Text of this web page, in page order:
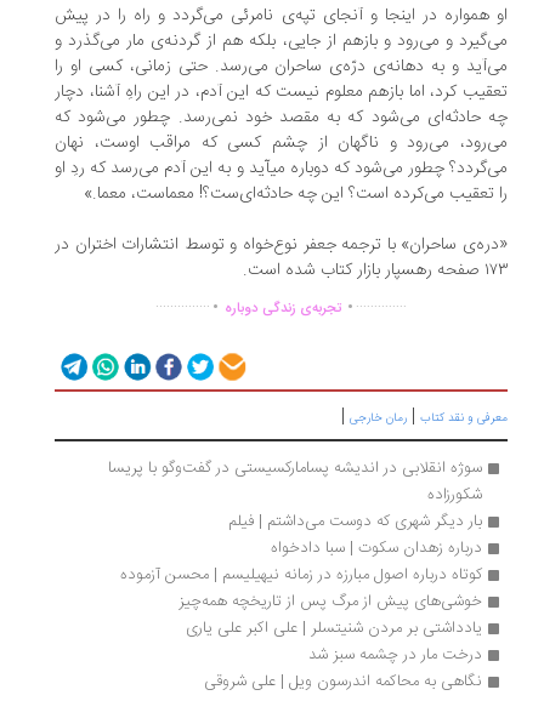
همواره در اینجا و آنجا‌ی تپه‌ی نامرئی می‌گردد و راه را در پیش
و می‌رود و بازهم از جایی، بلکه هم از گردنه‌ی مار می‌گذرد و
و به دهانه‌ی درّه‌ی ساحران می‌رسد. حتی زمانی، کسی او را
کرد، اما بازهم معلوم نیست که این آدم، در این راهِ آشنا، دچار
حادثه‌ای می‌شود که به مقصد خود نمی‌رسد. چطور می‌شود که
می‌رود و ناگهان از چشم کسی که مراقب اوست، نهان
چطور می‌شود که دوباره می‏آید و به این آدم می‌رسد که ردِ او
تعقیب می‌کرده است؟ این چه حادثه‌ای‌ست؟! معماست، معما.»
ساحران» با ترجمه جعفر نوع‌خواه و توسط انتشارات اختران در
................تجربه‌ی زندگی دوباره ...............
و نقد کتاب|رمان خارجی|
سوژه انقلابی در اندیشه پسامارکسیستی در گفت‌وگو با پریسا
شکورزاده
بار دیگر شهری که دوست می‌داشتم | فیلم
درباره زهدان سکوت | سبا دادخواه
کوتاه درباره اصول مبارزه در زمانه نیهیلیسم | محسن آزموده
خوشی‌های پیش از مرگ پس از تاریخچه‌ همه‌چیز
یادداشتی بر مردن شنیتسلر | علی اکبر علی یاری
درخت مار در چشمه سبز شد
نگاهی به محاکمه اندرسون ‌ویل | علی شروقی